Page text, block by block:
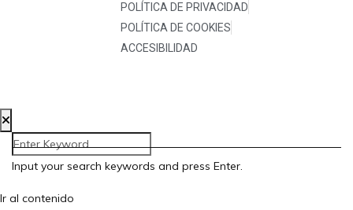
POLÍTICA DE PRIVACIDAD
POLÍTICA DE COOKIES
ACCESIBILIDAD
Input your search keywords and press Enter.
Ir al contenido